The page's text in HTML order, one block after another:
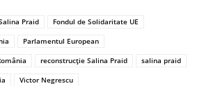
Praid
Fondul de Solidaritate UE
Parlamentul European
reconstrucție Salina Praid
salina praid
Victor Negrescu